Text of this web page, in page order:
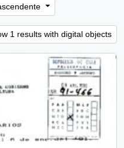
1 results with digital objects